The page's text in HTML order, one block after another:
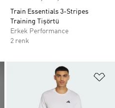
Train Essentials 3-Stripes
Training Tişörtü
Erkek Performance
2 renk
Favori Listesine Ekle